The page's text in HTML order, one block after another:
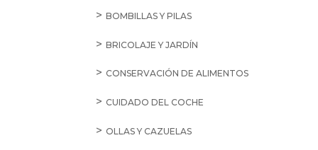
BOMBILLAS Y PILAS
BRICOLAJE Y JARDÍN
CONSERVACIÓN DE ALIMENTOS
CUIDADO DEL COCHE
OLLAS Y CAZUELAS